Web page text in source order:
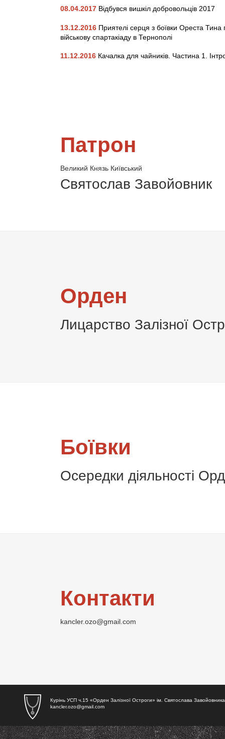
08.04.2017 Відбувся вишкіл добровольців 2017
13.12.2016 Приятелі серця з боївки Ореста Тина
військову спартакіаду в Тернополі
11.12.2016 Качалка для чайників. Частина 1.
Патрон
Великий Князь Київський
Святослав Завойовник
Орден
Лицарство Залізної
Боївки
Осередки діяльності
Контакти
kancler.ozo@gmail.com
Курінь УСП ч.15 «Орден Залізної Остроги» ім. Святослава Завойовника
kancler.ozo@gmail.com